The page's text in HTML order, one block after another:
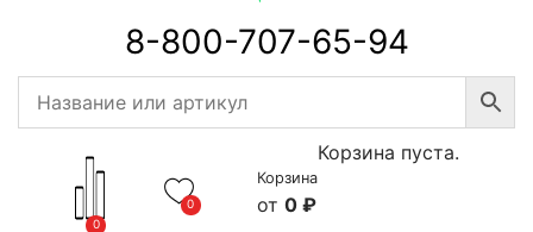
8-800-707-65-94
0
0
Корзина
0 ₽
Корзина пуста.